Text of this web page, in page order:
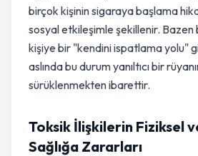
birçok kişinin sigaraya başlama
sosyal etkileşimle şekillenir. Bazen
kişiye bir "kendini ispatlama yolu"
aslında bu durum yanıltıcı bir
sürüklenmekten ibarettir.
Toksik İlişkilerin Fiziksel
Sağlığa Zararları